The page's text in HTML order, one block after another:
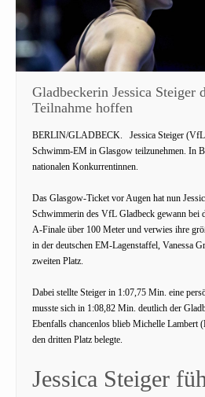
Gladbeckerin Jessica Steiger
Teilnahme hoffen
BERLIN/GLADBECK.
Jessica Steiger
Schwimm-EM in Glasgow teilzunehmen. In
nationalen Konkurrentinnen.
Das Glasgow-Ticket vor Augen hat nun
Schwimmerin des VfL Gladbeck gewann bei
A-Finale über 100 Meter und verwies ihre
in der deutschen EM-Lagenstaffel, Vanessa
zweiten Platz.
Dabei stellte Steiger in 1:07,75 Min. eine
musste sich in 1:08,82 Min. deutlich der
Ebenfalls chancenlos blieb Michelle Lambert
den dritten Platz belegte.
Jessica Steiger